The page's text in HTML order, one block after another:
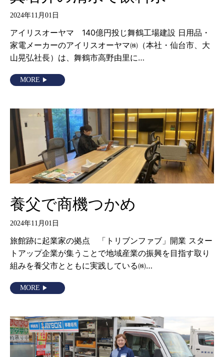
2024年11月01日
アイリスオーヤマ 140億円投じ舞鶴工場建設 日用品・
家電メーカーのアイリスオーヤマ㈱（本社・仙台市、大
山晃弘社長）は、舞鶴市高野由里に…
MORE
養父で商機つかめ
2024年11月01日
旅館跡に起業家の拠点 「トリブンファブ」開業 スター
トアップ企業が集うことで地域産業の振興を目指す取り
組みを養父市とともに実践している㈱…
MORE